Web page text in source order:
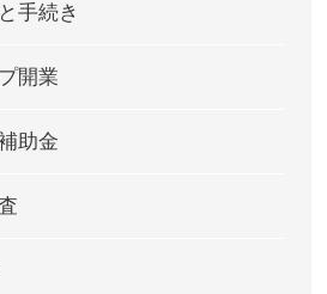
手続き
開業
助金